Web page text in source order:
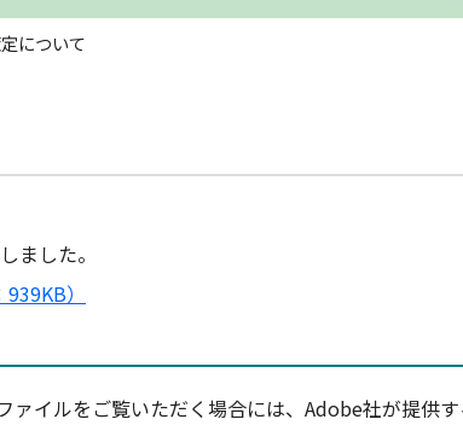
について
ました。
）
ァイルをご覧いただく場合には、Adobe社が提供す